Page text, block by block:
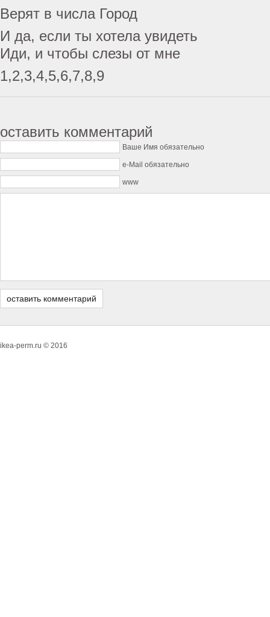
Верят в числа Город
И да, если ты хотела увидеть
Иди, и чтобы слезы от мне
1,2,3,4,5,6,7,8,9
оставить комментарий
Ваше Имя обязательно
e-Mail обязательно
www
ikea-perm.ru © 2016